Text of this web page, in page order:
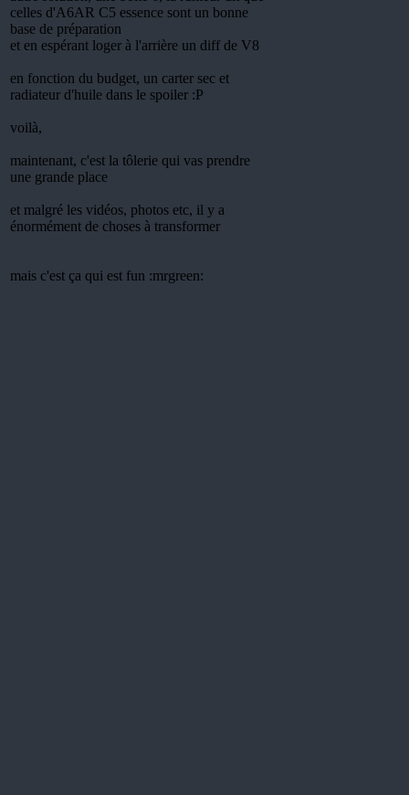
celles d'A6AR C5 essence sont un bonne
base de préparation
et en espérant loger à l'arrière un diff de V8
en fonction du budget, un carter sec et
radiateur d'huile dans le spoiler :P
voilà,
maintenant, c'est la tôlerie qui vas prendre
une grande place
et malgré les vidéos, photos etc, il y a
énormément de choses à transformer
mais c'est ça qui est fun :mrgreen: